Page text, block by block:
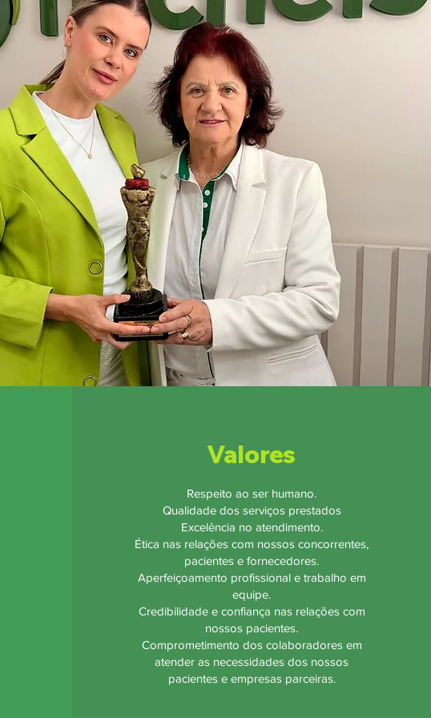
Valores
Respeito ao ser humano.
Qualidade dos serviços prestados
Excelência no atendimento.
Ética nas relações com nossos concorrentes,
pacientes e fornecedores.
Aperfeiçoamento profissional e trabalho em
equipe.
Credibilidade e confiança nas relações com
nossos pacientes.
Comprometimento dos colaboradores em
atender as necessidades dos nossos
pacientes e empresas parceiras.